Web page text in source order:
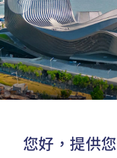
您好，提供